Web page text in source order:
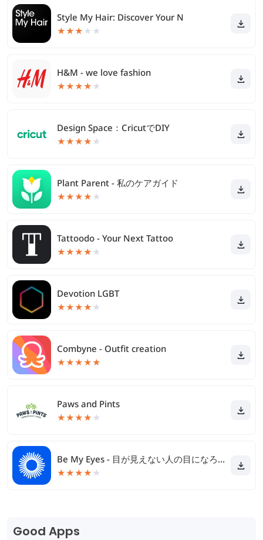
Style My Hair: Discover Your N
★★★ ★ ★
H&M - we love fashion
★★★★ ★
Design Space：CricutでDIY
★★★★ ★
Plant Parent - 私のケアガイド
★★★★ ★
Tattoodo - Your Next Tattoo
★★★★ ★
Devotion LGBT
★★★★ ★
Combyne - Outfit creation
★★★★★
Paws and Pints
★★★★ ★
Be My Eyes - 目が見えない人の目になろう
★★★★ ★
Good Apps